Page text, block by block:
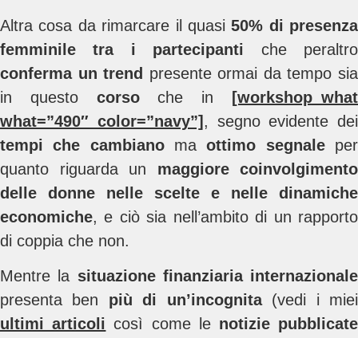
Altra cosa da rimarcare il quasi50% di presenza
femminile tra i partecipanti che peraltro
conferma un trend presente ormai da tempo sia
in questo corsoche in
[workshop_what
what=”490″ color=”navy”] , segno evidente dei
tempi che cambianomaottimo segnaleper
quanto riguarda un maggiore coinvolgimento
delle donne nelle scelte e nelle dinamiche
economiche, e ciò sia nell’ambito di un rapporto
di coppia che non.
Mentre la situazione finanziaria internazionale
presenta ben più di un’incognita(vedi i miei
ultimi articoli così come le notizie pubblicate